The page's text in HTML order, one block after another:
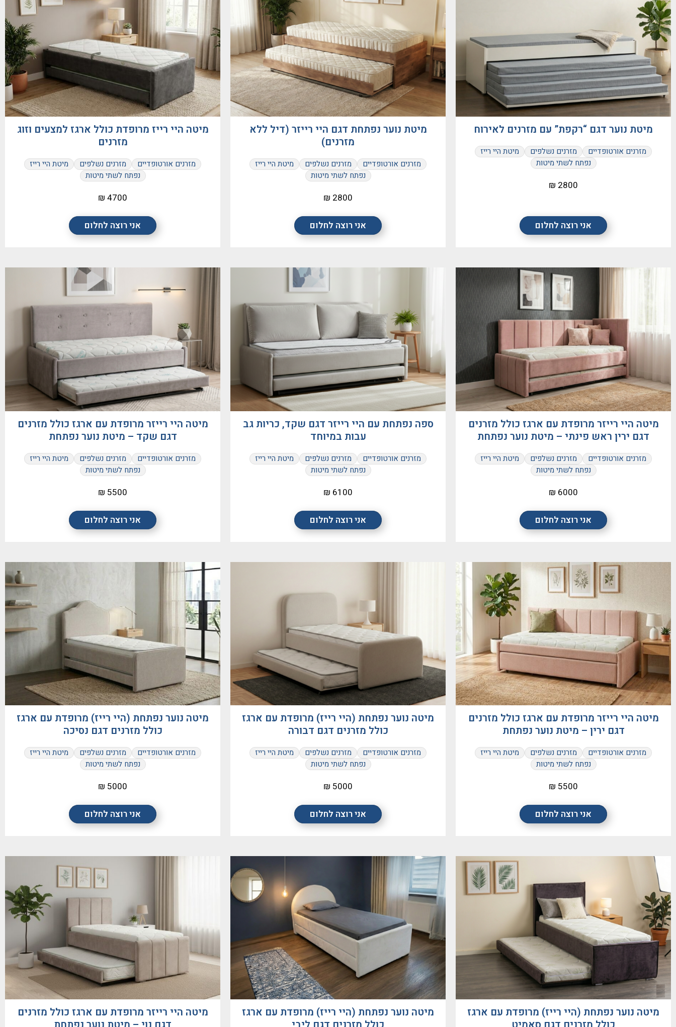
אני רוצה לחלום
מיטת נוער דגם “רקפת” עם מזרנים לאירוח
מזרנים אורטופדיים מזרנים נשלפים
מיטת היי רייז
נפתח לשתי מיטות
2800 ₪
אני רוצה לחלום
מיטת נוער נפתחת דגם היי רייזר (דיל ללא
מזרנים)
מזרנים אורטופדיים מזרנים נשלפים
מיטת היי רייז
נפתח לשתי מיטות
2800 ₪
אני רוצה לחלום
מיטה היי רייז מרופדת כולל ארגז למצעים וזוג
מזרנים
מזרנים אורטופדיים מזרנים נשלפים
מיטת היי רייז
נפתח לשתי מיטות
4700 ₪
אני רוצה לחלום
מיטה היי רייזר מרופדת עם ארגז כולל מזרנים
דגם ירין ראש פינתי – מיטת נוער נפתחת
מזרנים אורטופדיים מזרנים נשלפים
מיטת היי רייז
נפתח לשתי מיטות
6000 ₪
אני רוצה לחלום
ספה נפתחת עם היי רייזר דגם שקד, כריות גב
עבות במיוחד
מזרנים אורטופדיים מזרנים נשלפים
מיטת היי רייז
נפתח לשתי מיטות
6100 ₪
אני רוצה לחלום
מיטה היי רייזר מרופדת עם ארגז כולל מזרנים
דגם שקד – מיטת נוער נפתחת
מזרנים אורטופדיים מזרנים נשלפים
מיטת היי רייז
נפתח לשתי מיטות
5500 ₪
אני רוצה לחלום
מיטה היי רייזר מרופדת עם ארגז כולל מזרנים
דגם ירין – מיטת נוער נפתחת
מזרנים אורטופדיים מזרנים נשלפים
מיטת היי רייז
נפתח לשתי מיטות
5500 ₪
אני רוצה לחלום
מיטה נוער נפתחת (היי רייז) מרופדת עם ארגז
כולל מזרנים דגם דבורה
מזרנים אורטופדיים מזרנים נשלפים
מיטת היי רייז
נפתח לשתי מיטות
5000 ₪
אני רוצה לחלום
מיטה נוער נפתחת (היי רייז) מרופדת עם ארגז
כולל מזרנים דגם נסיכה
מזרנים אורטופדיים מזרנים נשלפים
מיטת היי רייז
נפתח לשתי מיטות
5000 ₪
מיטה נוער נפתחת (היי רייז) מרופדת עם ארגז
מיטה נוער נפתחת (היי רייז) מרופדת עם ארגז
מיטה היי רייזר מרופדת עם ארגז כולל מזרנים